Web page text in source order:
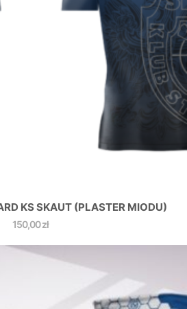
KS SKAUT (PLASTER MIODU)
150,00zł